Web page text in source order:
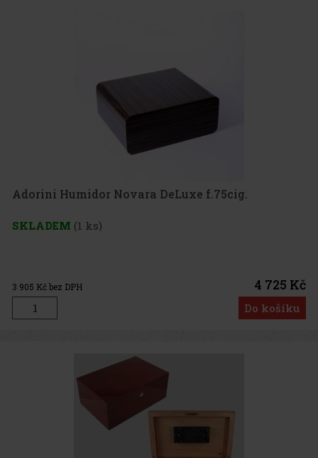
Adorini Humidor Novara DeLuxe f.75cig.
SKLADEM (1 ks)
3 905 Kč bez DPH 4 725 Kč
Do košíku